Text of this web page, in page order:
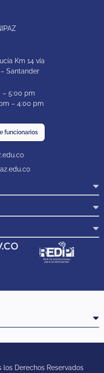
Km 14 vía
Santander
– 5:00 pm
– 4:00 pm
funcionarios
Derechos Reservados